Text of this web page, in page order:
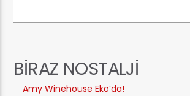
BIRAZ NOSTALJI
Amy Winehouse Eko’da!